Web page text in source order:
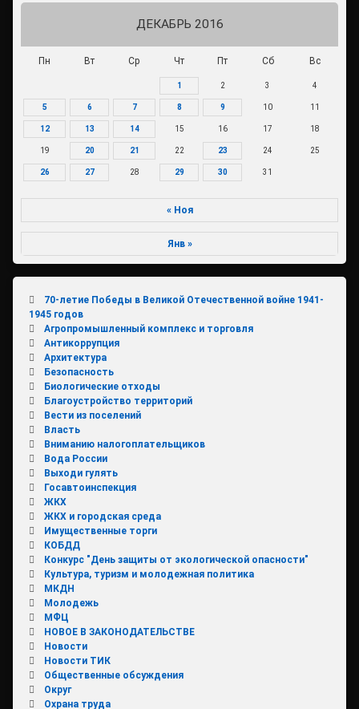
ДЕКАБРЬ 2016
Пн Вт Ср Чт Пт Сб Вс
1 2 3 4
5 6 7 8 9 10 11
12 13 14 15 16 17 18
19 20 21 22 23 24 25
26 27 28 29 30 31
« Ноя
Янв »
70-летие Победы в Великой Отечественной войне 1941-
1945 годов
Агропромышленный комплекс и торговля
Антикоррупция
Архитектура
Безопасность
Биологические отходы
Благоустройство территорий
Вести из поселений
Власть
Вниманию налогоплательщиков
Вода России
Выходи гулять
Госавтоинспекция
ЖКХ
ЖКХ и городская среда
Имущественные торги
КОБДД
Конкурс "День защиты от экологической опасности"
Культура, туризм и молодежная политика
МКДН
Молодежь
МФЦ
НОВОЕ В ЗАКОНОДАТЕЛЬСТВЕ
Новости
Новости ТИК
Общественные обсуждения
Округ
Охрана труда